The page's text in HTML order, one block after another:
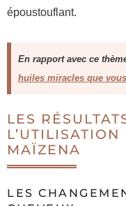
époustouflant.
En rapport avec ce
huiles miracles que
LES
MAÏZENA
LES